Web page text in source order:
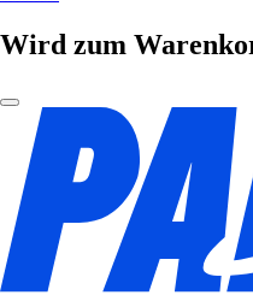
Wird zum